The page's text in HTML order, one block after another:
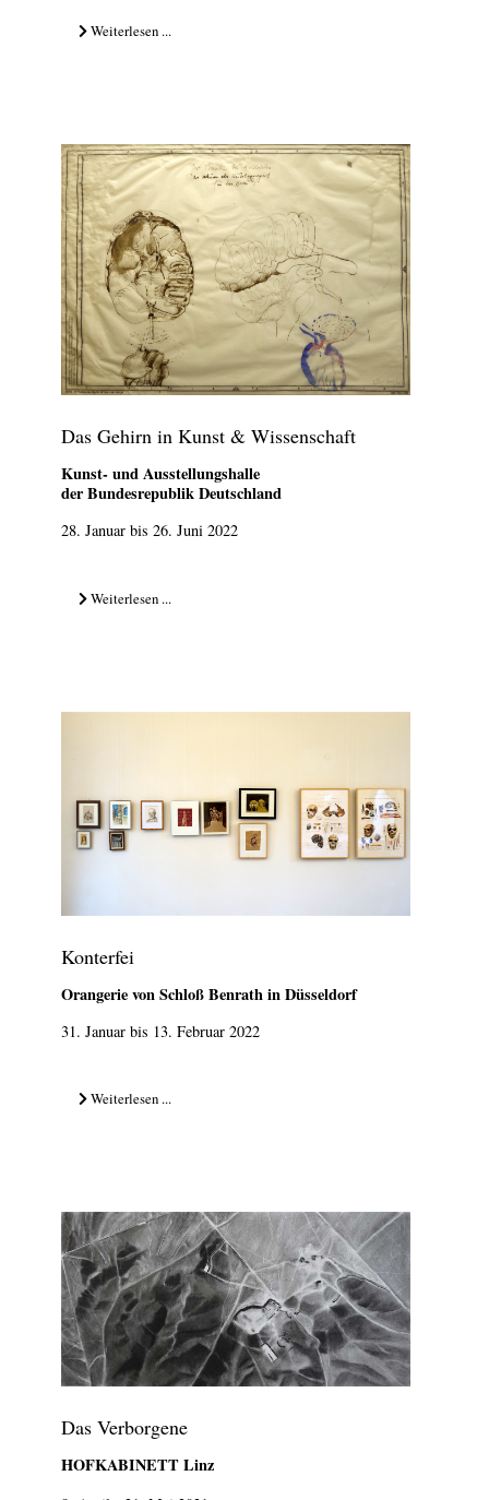
Weiterlesen ...
Das Gehirn in Kunst & Wissenschaft
Kunst- und Ausstellungshalle
der Bundesrepublik Deutschland
28. Januar bis 26. Juni 2022
Weiterlesen ...
Konterfei
Orangerie von Schloß Benrath in Düsseldorf
31. Januar bis 13. Februar 2022
Weiterlesen ...
Das Verborgene
HOFKABINETT Linz